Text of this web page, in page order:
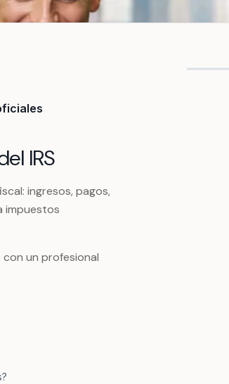
IRS
ingresos, pagos,
impuestos
un profesional